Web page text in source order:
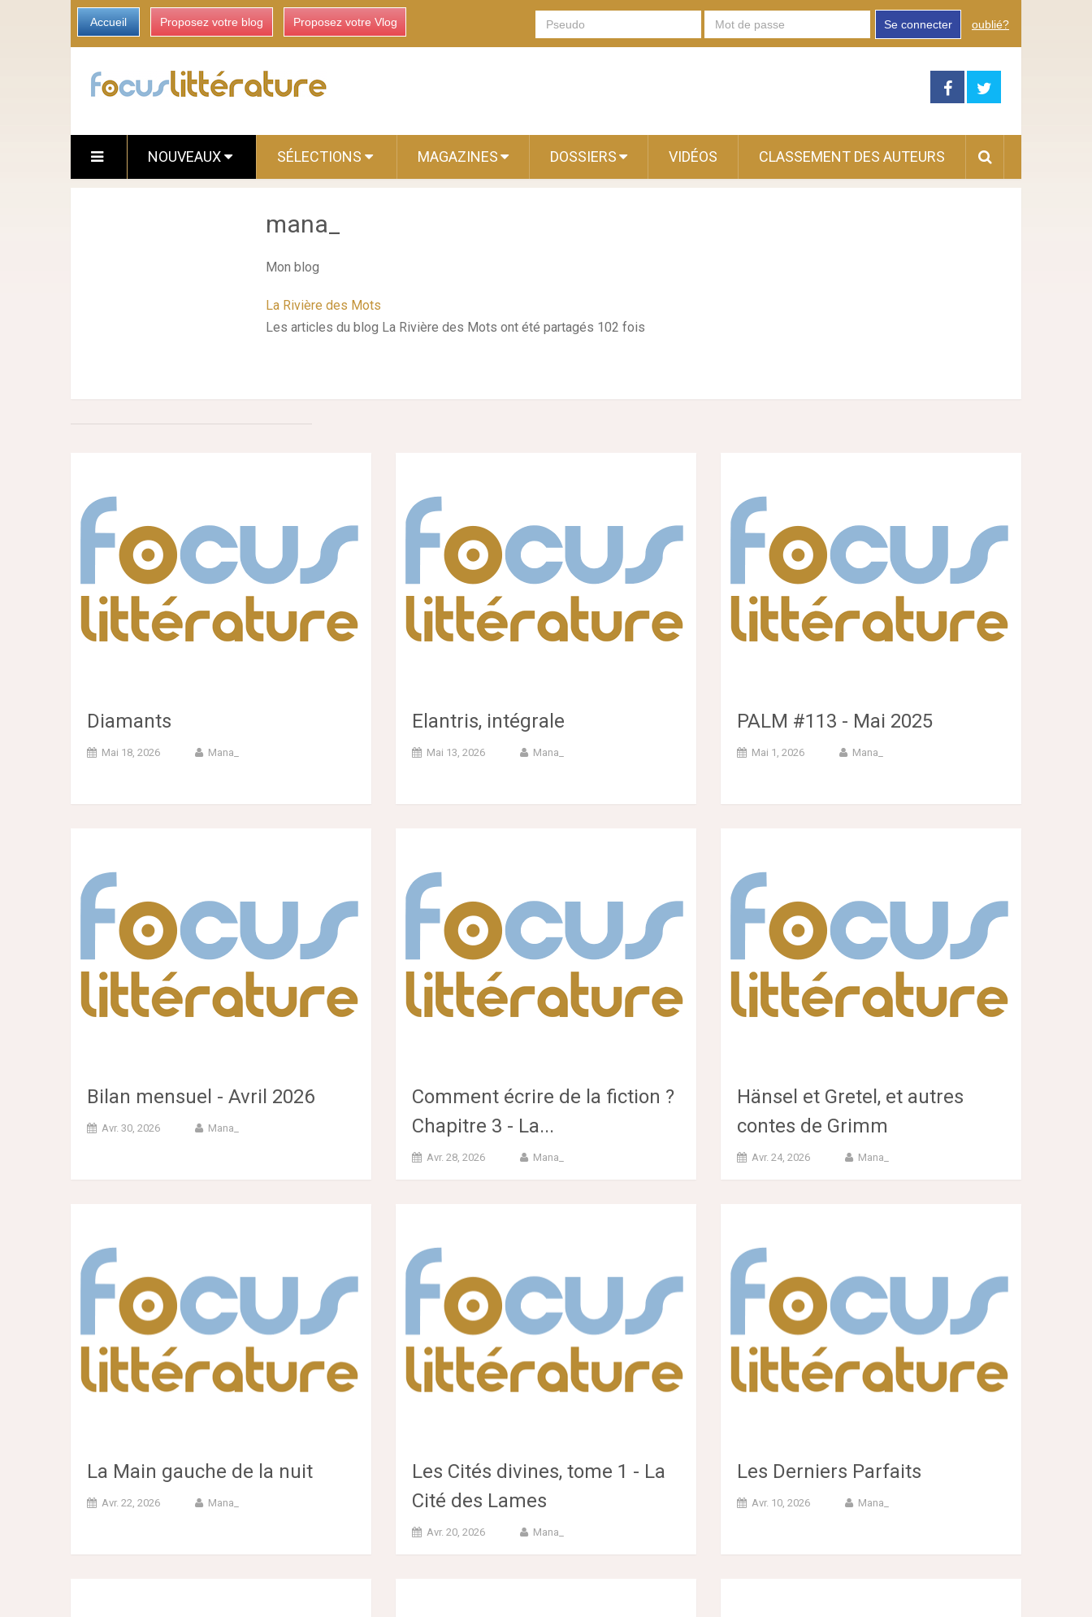
Accueil Proposez votre blog Proposez votre Vlog Se connecter oublié?
NOUVEAUX SÉLECTIONS MAGAZINES DOSSIERS VIDÉOS CLASSEMENT DES AUTEURS
mana_
Mon blog
La Rivière des Mots
Les articles du blog La Rivière des Mots ont été partagés 102 fois
Diamants
Mai 18, 2026 Mana_
Elantris, intégrale
Mai 13, 2026 Mana_
PALM #113 - Mai 2025
Mai 1, 2026 Mana_
Bilan mensuel - Avril 2026
Avr. 30, 2026 Mana_
Comment écrire de la fiction ?
Chapitre 3 - La...
Avr. 28, 2026 Mana_
Hänsel et Gretel, et autres
contes de Grimm
Avr. 24, 2026 Mana_
La Main gauche de la nuit
Avr. 22, 2026 Mana_
Les Cités divines, tome 1 - La
Cité des Lames
Avr. 20, 2026 Mana_
Les Derniers Parfaits
Avr. 10, 2026 Mana_